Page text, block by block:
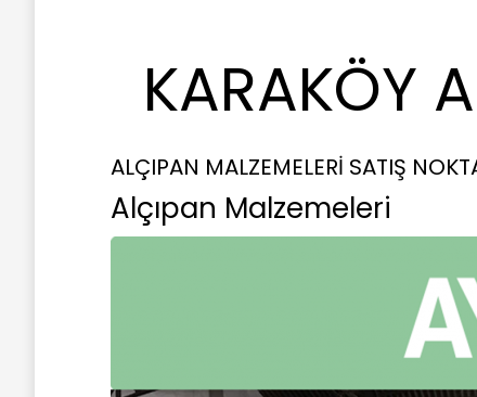
KARAKÖY
ALÇIPAN MALZEMELERİ SATIŞ
Alçıpan Malzemeleri